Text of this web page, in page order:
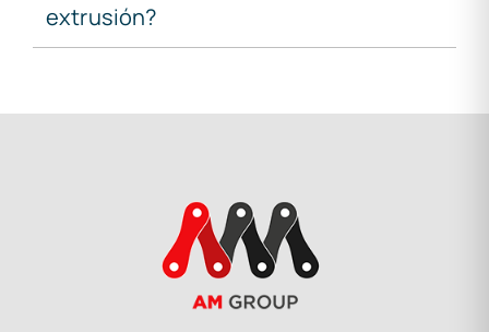
extrusión?